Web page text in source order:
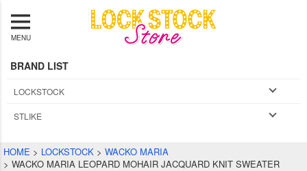
MENU
BRAND LIST
LOCKSTOCK
STLIKE
HOME LOCKSTOCK
WACKO MARIA
WACKO MARIA LEOPARD MOHAIR JACQUARD KNIT SWEATER